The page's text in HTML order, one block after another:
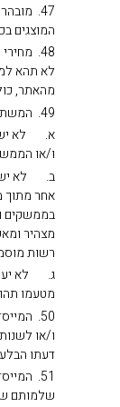
47.
המוצגים
48.
לא תהא
מהאתר,
49. המשתמש ו/או כל אדם הנחשף לתוכן המופיע באתר מצהיר ומאשר בזאת כי:
א. לא
ו/או
ב. לא
אחר מתוך
בממשקים
מצהיר
רשות
ג. לא
מטעמו
50.
ו/או
דעתו
51.
שלמותם